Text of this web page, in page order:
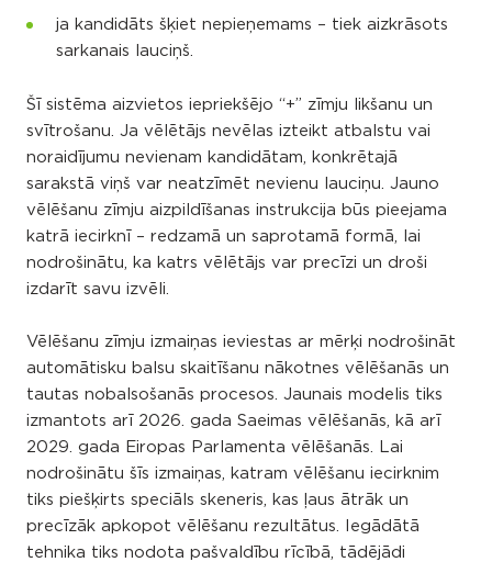
ja kandidāts šķiet nepieņemams – tiek aizkrāsots
sarkanais lauciņš.
Šī sistēma aizvietos iepriekšējo “+” zīmju likšanu un
svītrošanu. Ja vēlētājs nevēlas izteikt atbalstu vai
noraidījumu nevienam kandidātam, konkrētajā
sarakstā viņš var neatzīmēt nevienu lauciņu. Jauno
vēlēšanu zīmju aizpildīšanas instrukcija būs pieejama
katrā iecirknī – redzamā un saprotamā formā, lai
nodrošinātu, ka katrs vēlētājs var precīzi un droši
izdarīt savu izvēli.
Vēlēšanu zīmju izmaiņas ieviestas ar mērķi nodrošināt
automātisku balsu skaitīšanu nākotnes vēlēšanās un
tautas nobalsošanās procesos. Jaunais modelis tiks
izmantots arī 2026. gada Saeimas vēlēšanās, kā arī
2029. gada Eiropas Parlamenta vēlēšanās. Lai
nodrošinātu šīs izmaiņas, katram vēlēšanu iecirknim
tiks piešķirts speciāls skeneris, kas ļaus ātrāk un
precīzāk apkopot vēlēšanu rezultātus. Iegādātā
tehnika tiks nodota pašvaldību rīcībā, tādējādi